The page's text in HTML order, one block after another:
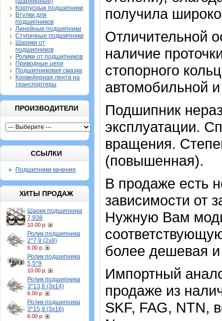
Корпусные подшипники
Втулки для
подшипников
Линейные подшипники
Ступичные подшипники
Шарики от
подшипников
Ролики от подшипников
Приводные цепи
Подшипниковая смазка
Конвейерная лента на
транспортеры
ПРОИЗВОДИТЕЛИ
ССЫЛКИ
Подшипники качения
ХИТЫ ПРОДАЖ
Шарик подшипника
7,938
10.00 р.
Ролик подшипника
2*7,8 (2х8)
6.00 р.
Ролик подшипника
5,5*9
10.00 р.
Ролик подшипника
3*13,8 (3х14)
6.00 р.
Ролик подшипника
3*15,8 (3х16)
6.00 р.
получила
Отличительной
наличие
стопорного
автомобильной
Подшипник
эксплуатации.
вращения.
(повышенная).
В продаже есть
зависимости от
Нужную Вам
более дешевая и
Импортный
продаже из
SKF, FAG, NTN,